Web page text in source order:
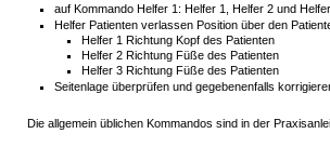
auf Kommando Helfer 1: Helfer 1, Helfer 2 und
Helfer Patienten verlassen Position über den
Helfer 1 Richtung Kopf des Patienten
Helfer 2 Richtung Füße des Patienten
Helfer 3 Richtung Füße des Patienten
Seitenlage überprüfen und gegebenenfalls
Die allgemein üblichen Kommandos sind in der